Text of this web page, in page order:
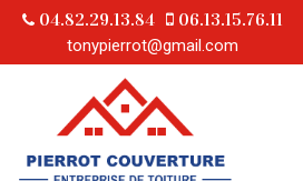
04.82.29.13.84 06.13.15.76.11
tonypierrot@gmail.com